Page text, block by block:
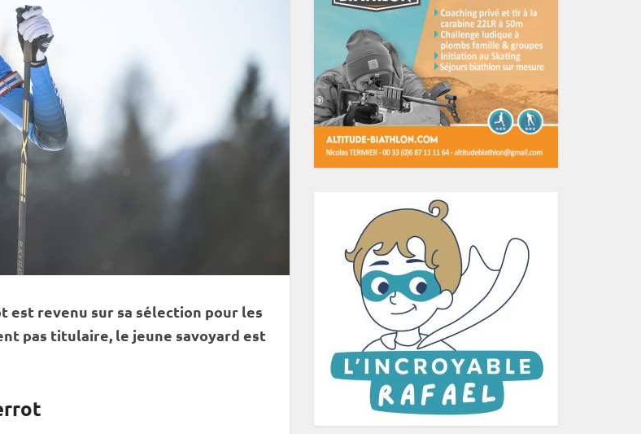
est revenu sur sa sélection pour les
pas titulaire, le jeune savoyard est